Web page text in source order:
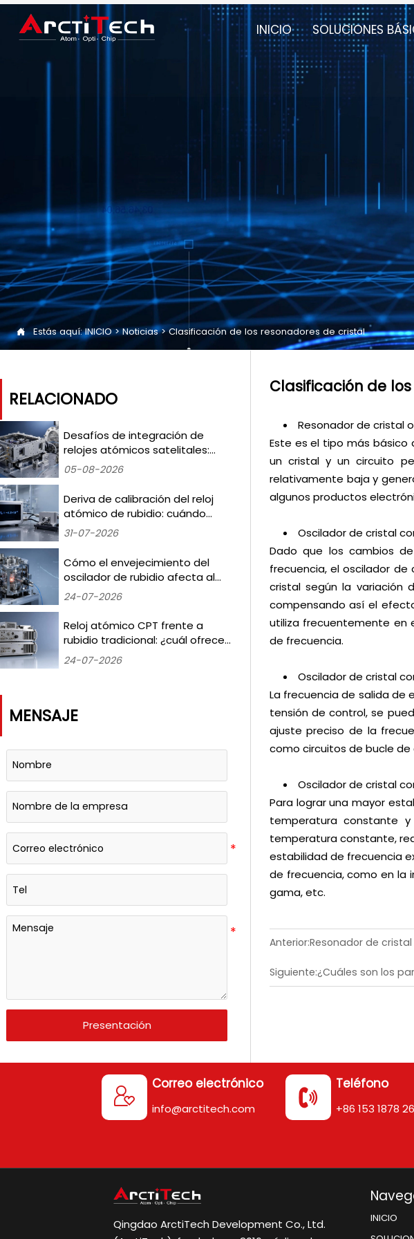
INICIO SOLUCIONES
 Estás aquí:INICIO>Noticias>Clasificación de los resonadores de cristal
RELACIONADO
Desafíos de integración de
relojes atómicos satelitales:
mitigación de los
desplazamientos de frecuencia
inducidos por la radiación en
misiones LEO
05-08-2026
Deriva de calibración del reloj
atómico de rubidio: cuándo
volver a realizar las pruebas y
recertificación
31-07-2026
Cómo el envejecimiento del
oscilador de rubidio afecta al
ruido de fase en la sincronización
Medido durante 18 meses
24-07-2026
Reloj atómico CPT frente a
rubidio tradicional: ¿cuál ofrece
una mejor estabilidad a largo
24-07-2026
MENSAJE
Presentación
Clasificación de
Resonador de cristal
Este es el tipo más
un cristal y un circuito
relativamente baja y
algunos productos
Oscilador de cristal
Dado que los cambios
frecuencia, el oscilador
cristal según la variación
compensando así el
utiliza frecuentemente en
de frecuencia.
Oscilador de cristal
La frecuencia de salida de
tensión de control, se
ajuste preciso de la
como circuitos de bucle de
Oscilador de cristal
Para lograr una mayor
temperatura constante
temperatura constante,
estabilidad de frecuencia
de frecuencia, como en la
gama, etc.
Anterior:Resonador de cristal
Siguiente:¿Cuáles son los

Correo electrónico
info@arctitech.com

Teléfono
+86 153 1878
Qingdao ArctiTech Development Co., Ltd.
INICIO